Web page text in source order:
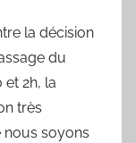
la décision
du
et 2h, la
très
nous soyons